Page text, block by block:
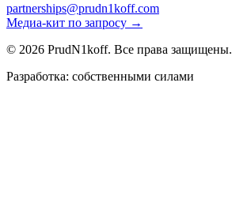
partnerships@prudn1koff.com
Медиа-кит по запросу →
© 2026 PrudN1koff. Все права защищены.
Разработка: собственными силами